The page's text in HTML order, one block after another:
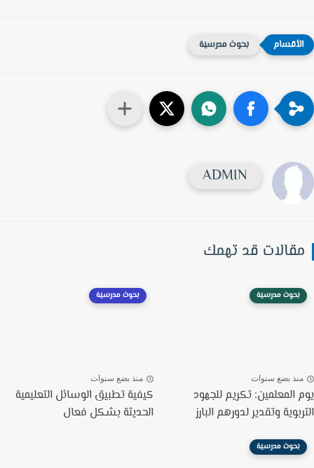
بحوث مدرسية
ADMIN
قد تهمك
بحوث مدرسية
بضع سنوات
المعلمين: تكريم للجهود
وتقدير لدورهم البارز
بحوث مدرسية
منذ بضع سنوات
كيفية تطبيق الوسائل التعليمية
الحديثة بشكل فعال
بحوث مدرسية